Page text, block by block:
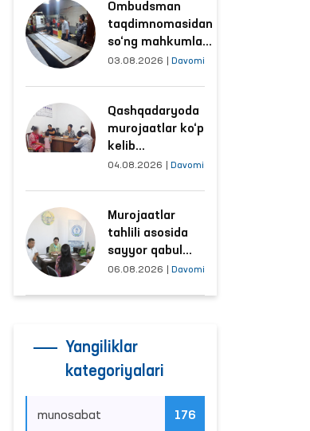
o‘rganildi
Ombudsman
taqdimnomasidan
so‘ng mahkumlar
mehnat
sharoitlar
yaxshilandi
03.08.2026 Davomi
Qashqadaryoda
murojaatlar ko‘p
kelib
tushayotgan
yo‘lga qo‘yildi
04.08.2026 Davomi
Murojaatlar
tahlili asosida
sayyor qabul
o‘tkaziladigan
06.08.2026 Davomi
Yangiliklar
kategoriyalari
munosabat 176